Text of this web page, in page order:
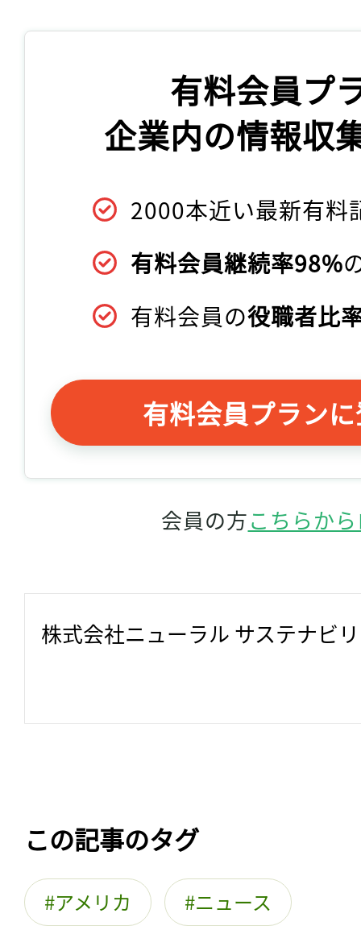
有料会員プ
企業内の情報収
2000本近い最新有料
有料会員継続率98%
有料会員の役職者比
有料会員プラン
会員の方こちらか
株式会社ニューラル サステナビ
この記事のタグ
アメリカ ニュース